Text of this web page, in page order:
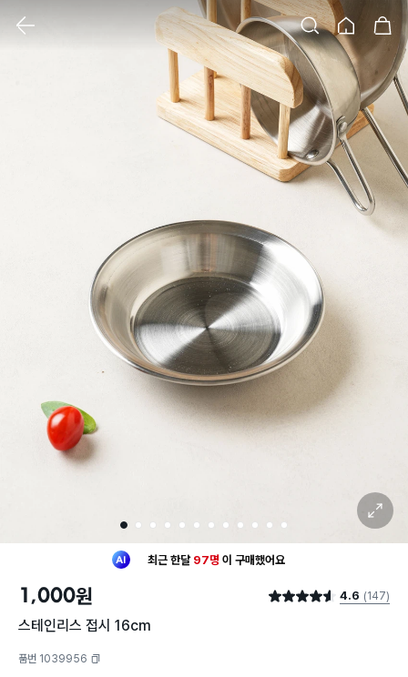
검색 홈 장바구니
클릭 시 이미지 확대 보기 팝업 열림
1 2 3 4 5 6 7 8 9 10 11 12
확대 보기
최근 한달 97명 이 구매했어요
구매했어요
1,000원 별점 4.6점 4.6 (147)
스테인리스 접시 16cm
품번 1039956